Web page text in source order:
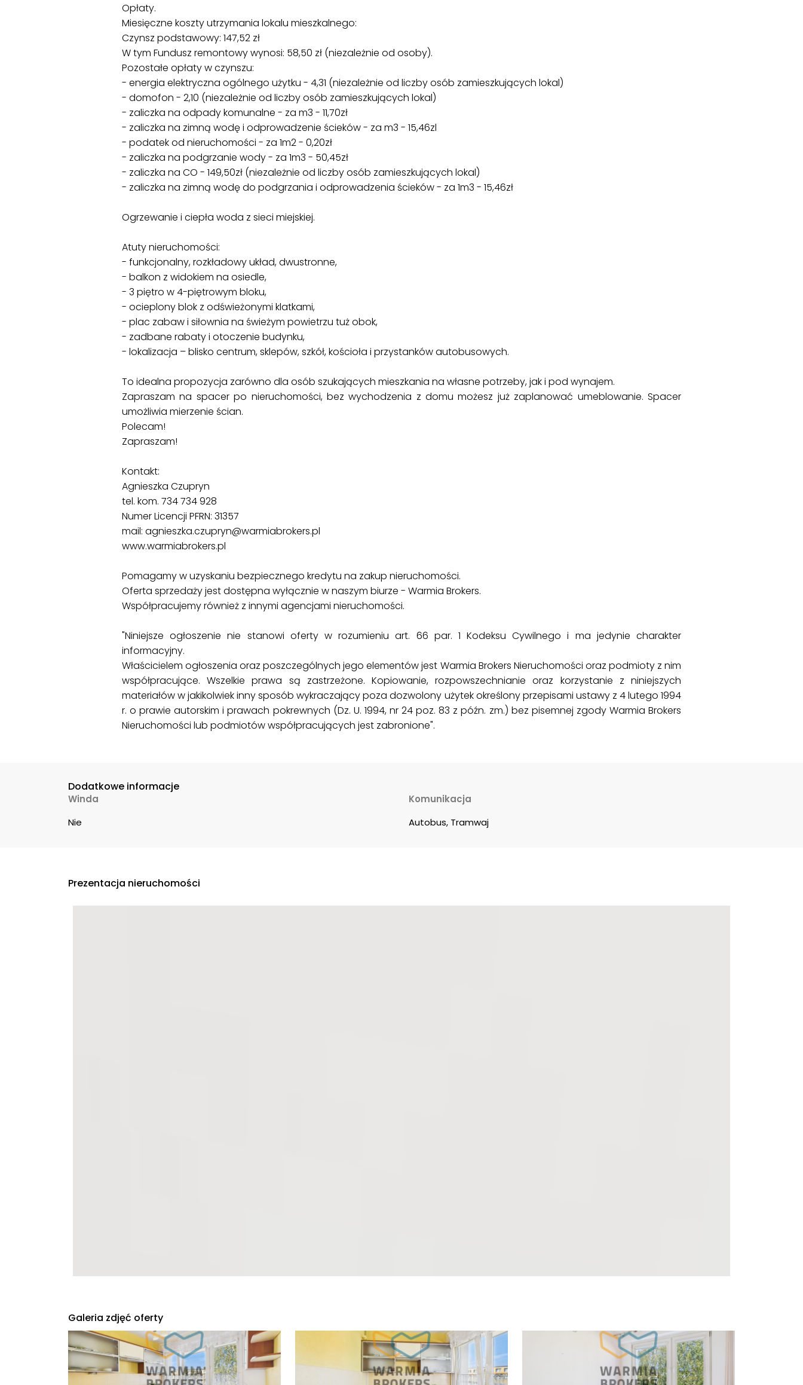
Opłaty.
Miesięczne koszty utrzymania lokalu mieszkalnego:
Czynsz podstawowy: 147,52 zł
W tym Fundusz remontowy wynosi: 58,50 zł (niezależnie od osoby).
Pozostałe opłaty w czynszu:
- energia elektryczna ogólnego użytku - 4,31 (niezależnie od liczby osób zamieszkujących lokal)
- domofon - 2,10 (niezależnie od liczby osób zamieszkujących lokal)
- zaliczka na odpady komunalne - za m3 - 11,70zł
- zaliczka na zimną wodę i odprowadzenie ścieków - za m3 - 15,46zl
- podatek od nieruchomości - za 1m2 - 0,20zł
- zaliczka na podgrzanie wody - za 1m3 - 50,45zł
- zaliczka na CO - 149,50zł (niezależnie od liczby osób zamieszkujących lokal)
- zaliczka na zimną wodę do podgrzania i odprowadzenia ścieków - za 1m3 - 15,46zł
Ogrzewanie i ciepła woda z sieci miejskiej.
Atuty nieruchomości:
- funkcjonalny, rozkładowy układ, dwustronne,
- balkon z widokiem na osiedle,
- 3 piętro w 4-piętrowym bloku,
- ocieplony blok z odświeżonymi klatkami,
- plac zabaw i siłownia na świeżym powietrzu tuż obok,
- zadbane rabaty i otoczenie budynku,
- lokalizacja – blisko centrum, sklepów, szkół, kościoła i przystanków autobusowych.
To idealna propozycja zarówno dla osób szukających mieszkania na własne potrzeby, jak i pod wynajem.
Zapraszam na spacer po nieruchomości, bez wychodzenia z domu możesz już zaplanować umeblowanie. Spacer
umożliwia mierzenie ścian.
Polecam!
Zapraszam!
Kontakt:
Agnieszka Czupryn
tel. kom. 734 734 928
Numer Licencji PFRN: 31357
mail: agnieszka.czupryn@warmiabrokers.pl
www.warmiabrokers.pl
Pomagamy w uzyskaniu bezpiecznego kredytu na zakup nieruchomości.
Oferta sprzedaży jest dostępna wyłącznie w naszym biurze - Warmia Brokers.
Współpracujemy również z innymi agencjami nieruchomości.
"Niniejsze ogłoszenie nie stanowi oferty w rozumieniu art. 66 par. 1 Kodeksu Cywilnego i ma jedynie charakter
informacyjny.
Właścicielem ogłoszenia oraz poszczególnych jego elementów jest Warmia Brokers Nieruchomości oraz podmioty z nim
współpracujące. Wszelkie prawa są zastrzeżone. Kopiowanie, rozpowszechnianie oraz korzystanie z niniejszych
materiałów w jakikolwiek inny sposób wykraczający poza dozwolony użytek określony przepisami ustawy z 4 lutego 1994
r. o prawie autorskim i prawach pokrewnych (Dz. U. 1994, nr 24 poz. 83 z późn. zm.) bez pisemnej zgody Warmia Brokers
Nieruchomości lub podmiotów współpracujących jest zabronione".
Dodatkowe informacje
Winda
Nie
Komunikacja
Autobus, Tramwaj
Prezentacja nieruchomości
Galeria zdjęć oferty